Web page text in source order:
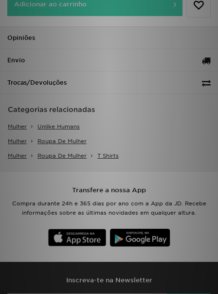
Adicionar ao carrinho
Opiniões
Envio
Trocas/Devoluções
Categorias relacionadas
Mulher Unlike Humans
Mulher Roupa De Mulher
Mulher Roupa De Mulher T Shirts
Transfere a nossa App
Compra durante 24h e 365 dias por ano com a App da JD. Recebe
informações sobre as últimas novidades em qualquer altura.
Inscreva-te na Newsletter